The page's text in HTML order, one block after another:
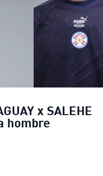
x SALEHE
hombre
PUMA x PARAGUAY x